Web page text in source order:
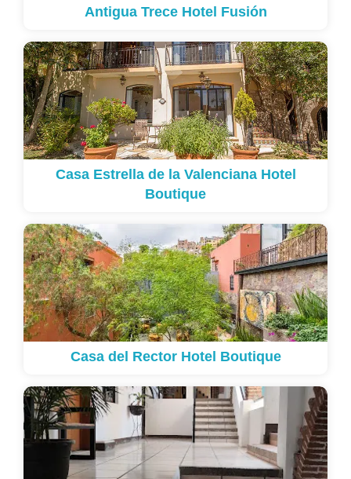
Antigua Trece Hotel Fusión
Casa Estrella de la Valenciana Hotel
Boutique
Casa del Rector Hotel Boutique